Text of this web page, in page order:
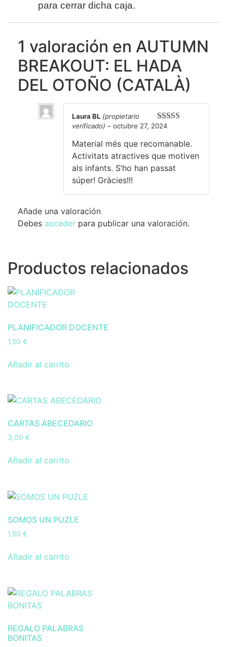
para cerrar dicha caja.
1 valoración en AUTUMN
BREAKOUT: EL HADA
DEL OTOÑO (CATALÀ)
Valorado con
Laura BL (propietario
verificado) – octubre 27, 2024
Material més que recomanable.
Activitats atractives que motiven
als infants. S’ho han passat
súper! Gràcies!!!
Añade una valoración
Debes acceder para publicar una valoración.
Productos relacionados
PLANIFICADOR DOCENTE
1,50 €
Añadir al carrito
CARTAS ABECEDARIO
3,00 €
Añadir al carrito
SOMOS UN PUZLE
1,50 €
Añadir al carrito
REGALO PALABRAS
BONITAS